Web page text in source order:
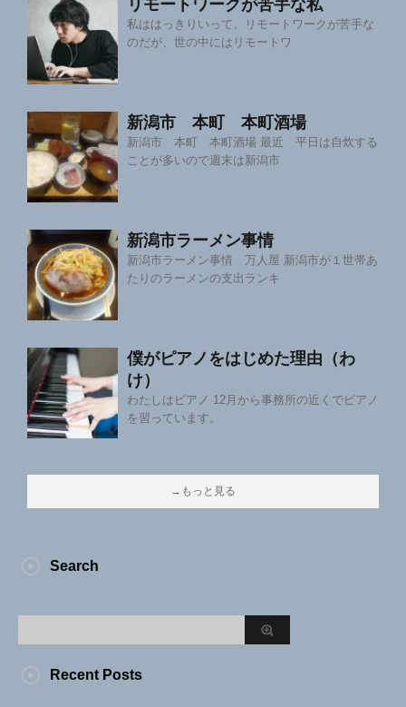
リモートワークが苦手な私
私ははっきりいって、リモートワークが苦手な
のだが、世の中にはリモートワ
新潟市 本町 本町酒場
新潟市 本町 本町酒場 最近 平日は自炊する
ことが多いので週末は新潟市
新潟市ラーメン事情
新潟市ラーメン事情 万人屋 新潟市が１世帯あ
たりのラーメンの支出ランキ
僕がピアノをはじめた理由（わ
け）
わたしはピアノ 12月から事務所の近くでピアノ
を習っています。
→もっと見る
Search
Recent Posts